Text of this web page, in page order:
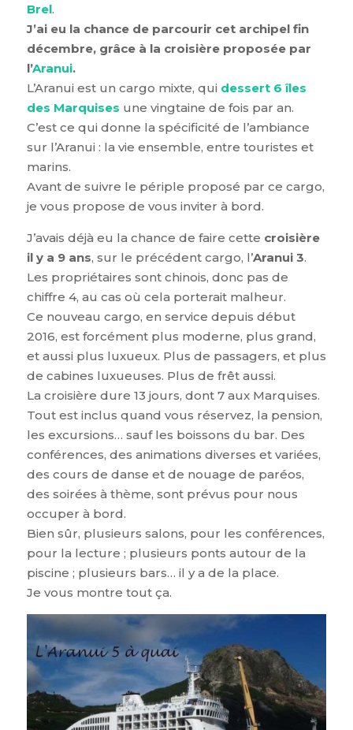
Brel.
J’ai eu la chance de parcourir cet archipel fin
décembre, grâce à la croisière proposée par
l’Aranui.
L’Aranui est un cargo mixte, qui dessert 6 îles
des Marquises une vingtaine de fois par an.
C’est ce qui donne la spécificité de l’ambiance
sur l’Aranui : la vie ensemble, entre touristes et
marins.
Avant de suivre le périple proposé par ce cargo,
je vous propose de vous inviter à bord.
J’avais déjà eu la chance de faire cette croisière
il y a 9 ans, sur le précédent cargo, l’Aranui 3.
Les propriétaires sont chinois, donc pas de
chiffre 4, au cas où cela porterait malheur.
Ce nouveau cargo, en service depuis début
2016, est forcément plus moderne, plus grand,
et aussi plus luxueux. Plus de passagers, et plus
de cabines luxueuses. Plus de frêt aussi.
La croisière dure 13 jours, dont 7 aux Marquises.
Tout est inclus quand vous réservez, la pension,
les excursions… sauf les boissons du bar. Des
conférences, des animations diverses et variées,
des cours de danse et de nouage de paréos,
des soirées à thème, sont prévus pour nous
occuper à bord.
Bien sûr, plusieurs salons, pour les conférences,
pour la lecture ; plusieurs ponts autour de la
piscine ; plusieurs bars… il y a de la place.
Je vous montre tout ça.